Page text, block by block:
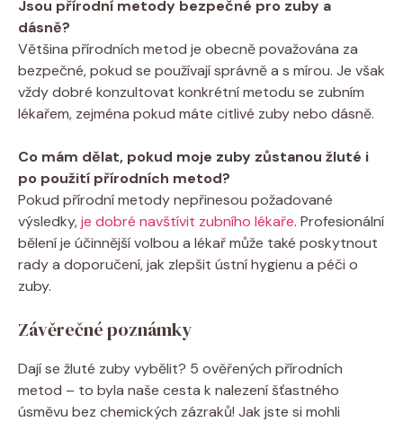
Jsou přírodní metody bezpečné pro zuby a
dásně?
Většina přírodních metod je obecně považována za
bezpečné, pokud se používají správně a s mírou. Je však
vždy dobré konzultovat konkrétní metodu se zubním
lékařem, zejména pokud máte citlivé zuby nebo dásně.
Co mám dělat, pokud moje zuby zůstanou žluté i
po použití přírodních metod?
Pokud přírodní metody nepřinesou požadované
výsledky,je dobré navštívit zubního lékaře. Profesionální
bělení je účinnější volbou a lékař může také poskytnout
rady a doporučení, jak zlepšit ústní hygienu a péči o
zuby.
Závěrečné poznámky
Dají se žluté zuby vybělit? 5 ověřených přírodních
metod – to byla naše cesta k nalezení šťastného
úsměvu bez chemických zázraků! Jak jste si mohli